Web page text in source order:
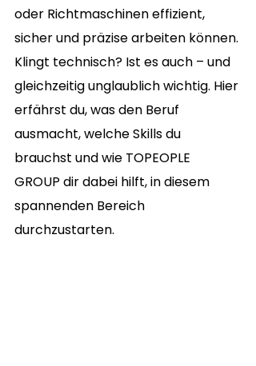
oder Richtmaschinen effizient,
sicher und präzise arbeiten können.
Klingt technisch? Ist es auch – und
gleichzeitig unglaublich wichtig. Hier
erfährst du, was den Beruf
ausmacht, welche Skills du
brauchst und wie TOPEOPLE
GROUP dir dabei hilft, in diesem
spannenden Bereich
durchzustarten.